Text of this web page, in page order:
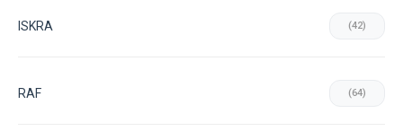
ISKRA (42)
RAF (64)